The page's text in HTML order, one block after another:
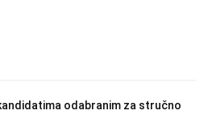
odabranim za stručno